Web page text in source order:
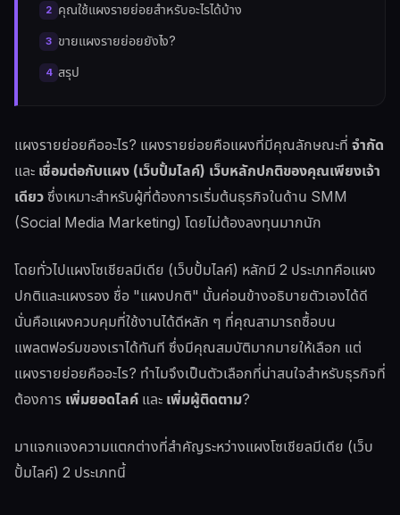
คุณใช้แผงรายย่อยสำหรับอะไรได้บ้าง
ขายแผงรายย่อยยังไง?
สรุป
แผงรายย่อยคืออะไร? แผงรายย่อยคือแผงที่มีคุณลักษณะที่ จำกัด
และ เชื่อมต่อกับแผง (เว็บปั้มไลค์) เว็บหลักปกติของคุณเพียงเจ้า
เดียวซึ่งเหมาะสำหรับผู้ที่ต้องการเริ่มต้นธุรกิจในด้าน SMM
(Social Media Marketing) โดยไม่ต้องลงทุนมากนัก
โดยทั่วไปแผงโซเชียลมีเดีย (เว็บปั้มไลค์) หลักมี 2 ประเภทคือแผง
ปกติและแผงรอง ชื่อ "แผงปกติ" นั้นค่อนข้างอธิบายตัวเองได้ดี
นั่นคือแผงควบคุมที่ใช้งานได้ดีหลัก ๆ ที่คุณสามารถซื้อบน
แพลตฟอร์มของเราได้ทันที ซึ่งมีคุณสมบัติมากมายให้เลือก แต่
แผงรายย่อยคืออะไร? ทำไมจึงเป็นตัวเลือกที่น่าสนใจสำหรับธุรกิจที่
ต้องการ เพิ่มยอดไลค์ และ เพิ่มผู้ติดตาม?
มาแจกแจงความแตกต่างที่สำคัญระหว่างแผงโซเชียลมีเดีย (เว็บ
ปั้มไลค์) 2 ประเภทนี้